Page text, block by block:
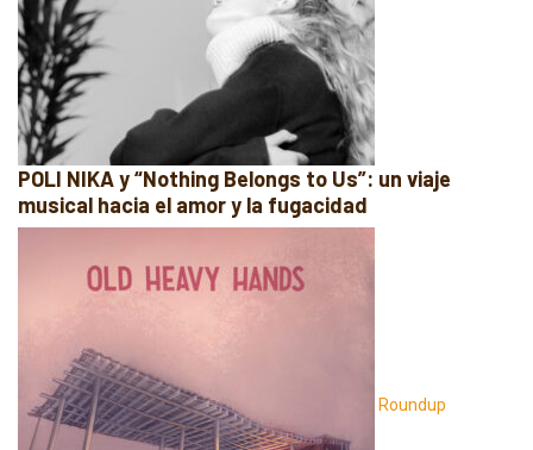
POLI NIKA y “Nothing Belongs to Us”: un viaje
musical hacia el amor y la fugacidad
Roundup